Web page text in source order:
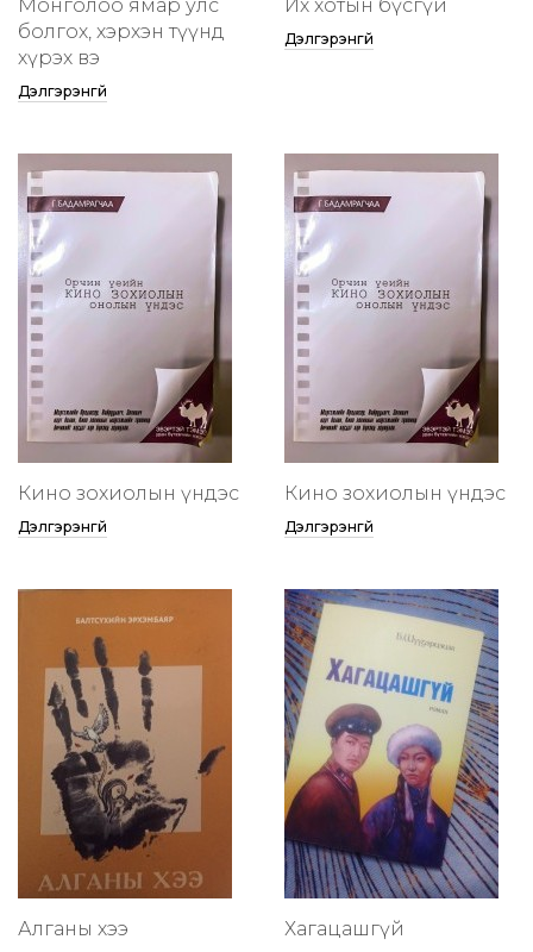
Монголоо ямар улс
болгох, хэрхэн түүнд
хүрэх вэ
Дэлгэрэнгүй
Их хотын бүсгүй
Дэлгэрэнгүй
Кино зохиолын үндэс
Дэлгэрэнгүй
Кино зохиолын үндэс
Дэлгэрэнгүй
Алганы хээ Хагацашгүй